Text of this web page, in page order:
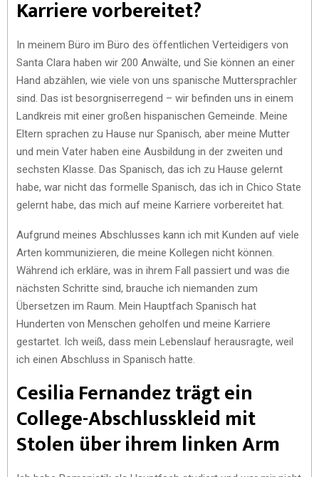
Karriere vorbereitet?
In meinem Büro im Büro des öffentlichen Verteidigers von
Santa Clara haben wir 200 Anwälte, und Sie können an einer
Hand abzählen, wie viele von uns spanische Muttersprachler
sind. Das ist besorgniserregend – wir befinden uns in einem
Landkreis mit einer großen hispanischen Gemeinde. Meine
Eltern sprachen zu Hause nur Spanisch, aber meine Mutter
und mein Vater haben eine Ausbildung in der zweiten und
sechsten Klasse. Das Spanisch, das ich zu Hause gelernt
habe, war nicht das formelle Spanisch, das ich in Chico State
gelernt habe, das mich auf meine Karriere vorbereitet hat.
Aufgrund meines Abschlusses kann ich mit Kunden auf viele
Arten kommunizieren, die meine Kollegen nicht können.
Während ich erkläre, was in ihrem Fall passiert und was die
nächsten Schritte sind, brauche ich niemanden zum
Übersetzen im Raum. Mein Hauptfach Spanisch hat
Hunderten von Menschen geholfen und meine Karriere
gestartet. Ich weiß, dass mein Lebenslauf herausragte, weil
ich einen Abschluss in Spanisch hatte.
Cesilia Fernandez trägt ein
College-Abschlusskleid mit
Stolen über ihrem linken Arm